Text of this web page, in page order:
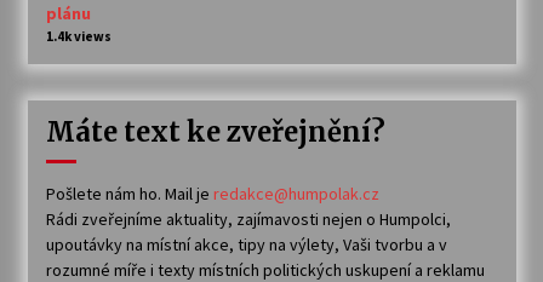
plánu
1.4k views
Máte text ke zveřejnění?
Pošlete nám ho. Mail je redakce@humpolak.cz
Rádi zveřejníme aktuality, zajímavosti nejen o Humpolci,
upoutávky na místní akce, tipy na výlety, Vaši tvorbu a v
rozumné míře i texty místních politických uskupení a reklamu